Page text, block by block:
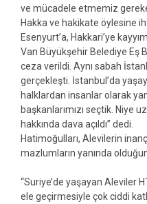
ve mücadele etmemiz
Hakka ve hakikate öylesine
Esenyurt’a, Hakkari’ye
Van Büyükşehir Belediye Eş
ceza verildi. Aynı sabah
gerçekleşti. İstanbul’da
halklardan insanlar olarak
başkanlarımızı seçtik. Niye
hakkında dava açıldı” dedi.
Hatimoğulları, Alevilerin
mazlumların yanında
“Suriye’de yaşayan Aleviler
ele geçirmesiyle çok ciddi